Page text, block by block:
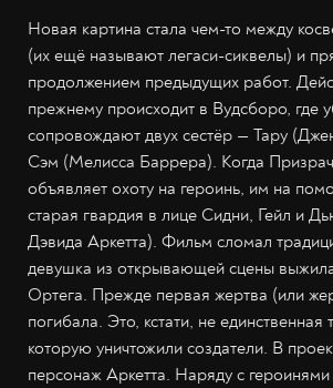
Новая картина стала чем-то между
(их ещё называют легаси-сиквелы) и
продолжением предыдущих работ.
прежнему происходит в Вудсборо, где
сопровождают двух сестёр — Тару
Сэм (Мелисса Баррера). Когда
объявляет охоту на героинь, им на
старая гвардия в лице Сидни, Гейл и
Дэвида Аркетта). Фильм сломал
девушка из открывающей сцены
Ортега. Прежде первая жертва (или
погибала. Это, кстати, не единственная
которую уничтожили создатели. В
персонаж Аркетта. Наряду с